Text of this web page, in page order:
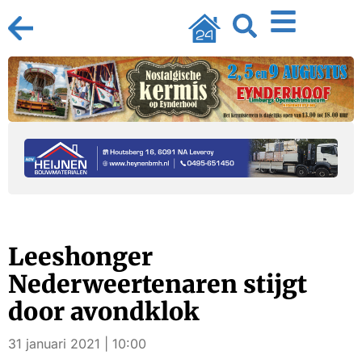
Leeshonger
Nederweertenaren stijgt
door avondklok
31 januari 2021 | 10:00